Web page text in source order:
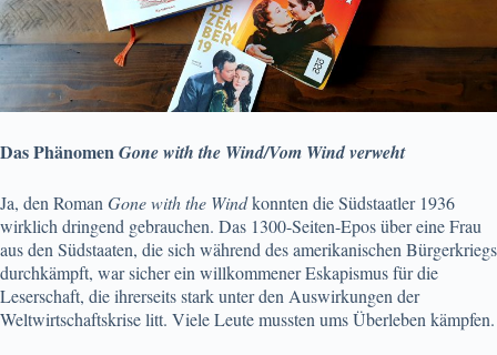
Das PhänomenGone with the Wind/Vom Wind verweht
Ja, den Roman Gone with the Windkonnten die Südstaatler 1936
wirklich dringend gebrauchen. Das 1300-Seiten-Epos über eine Frau
aus den Südstaaten, die sich während des amerikanischen Bürgerkriegs
durchkämpft, war sicher ein willkommener Eskapismus für die
Leserschaft, die ihrerseits stark unter den Auswirkungen der
Weltwirtschaftskrise litt. Viele Leute mussten ums Überleben kämpfen.